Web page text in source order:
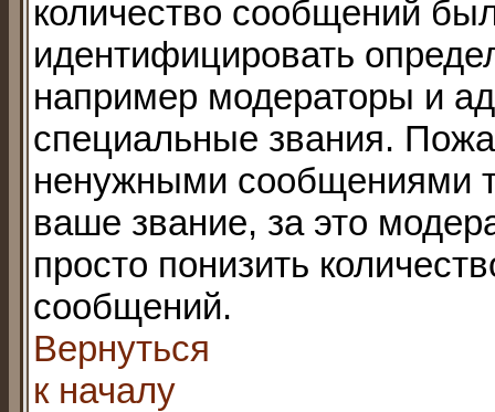
количество сообщений
идентифицировать
например модераторы и
специальные звания.
ненужными сообщениями
ваше звание, за это
просто понизить
сообщений.
Вернуться
к началу